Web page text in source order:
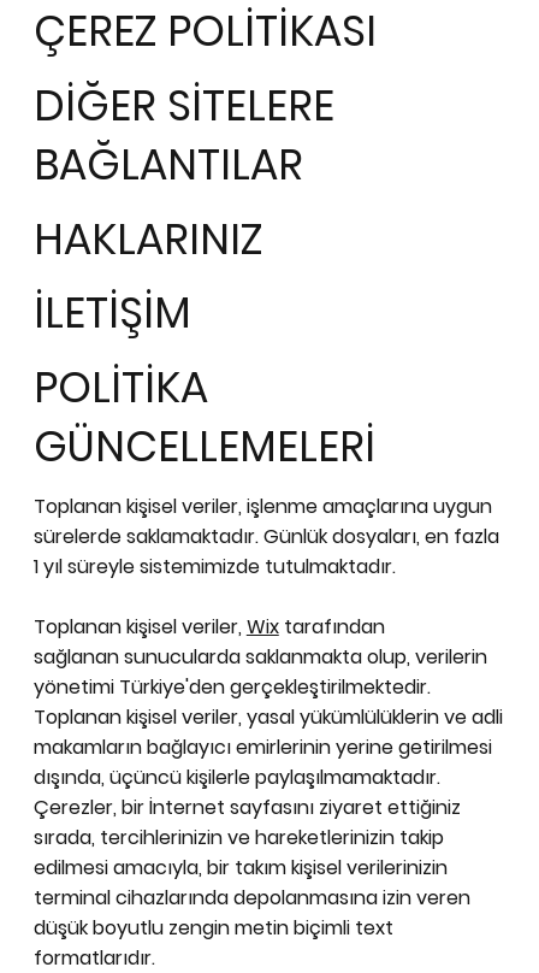
Toplanan kişisel veriler, işlenme amaçlarına uygun
sürelerde saklamaktadır. Günlük dosyaları, en fazla
1 yıl süreyle sistemimizde tutulmaktadır.
Toplanan kişisel veriler, Wixtarafından
sağlanan sunucularda saklanmakta olup, verilerin
yönetimi Türkiye'den gerçekleştirilmektedir.
ÇEREZ POLİTİKASI
DİĞER SİTELERE
BAĞLANTILAR
HAKLARINIZ
İLETİŞİM
POLİTİKA
GÜNCELLEMELERİ
Toplanan kişisel veriler, yasal yükümlülüklerin ve adli
makamların bağlayıcı emirlerinin yerine getirilmesi
dışında, üçüncü kişilerle paylaşılmamaktadır.
Çerezler, bir İnternet sayfasını ziyaret ettiğiniz
sırada, tercihlerinizin ve hareketlerinizin takip
edilmesi amacıyla, bir takım kişisel verilerinizin
terminal cihazlarında depolanmasına izin veren
düşük boyutlu zengin metin biçimli text
formatlarıdır.